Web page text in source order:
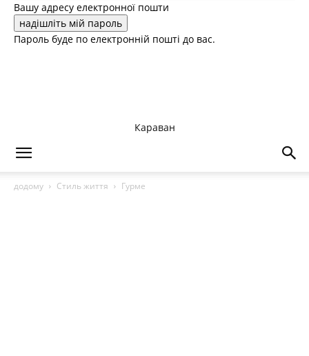
Вашу адресу електронної пошти
Пароль буде по електронній пошті до вас.
Караван
додому Стиль життя Гурме